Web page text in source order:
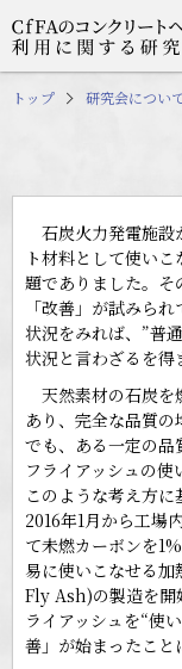
トップ 研究会につい
石炭火力発電施設
ト材料として使い
題でありました。そ
「改善」が試みら
状況をみれば、”普
状況と言わざるを得
天然素材の石炭を
あり、完全な品質
でも、ある一定の品
フライアッシュの使
このような考え方に
2016年1月から工場
て未燃カーボンを
易に使いこなせる
Fly Ash)の製造を開
ライアッシュを“使
善」が始まったこと